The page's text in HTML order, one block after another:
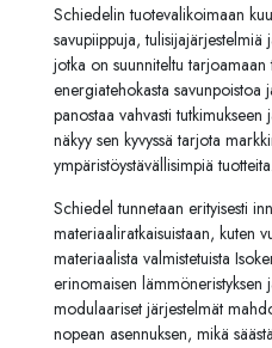
Schiedelin tuotevalikoimaan
savupiippuja, tulisijajärjestelmiä
jotka on suunniteltu tarjoamaan
energiatehokasta savunpoistoa
panostaa vahvasti tutkimukseen
näkyy sen kyvyssä tarjota
ympäristöystävällisimpiä tuotteita.
Schiedel tunnetaan erityisesti
materiaaliratkaisuistaan, kuten
materiaalista valmistetuista
erinomaisen lämmöneristyksen
modulaariset järjestelmät
nopean asennuksen, mikä